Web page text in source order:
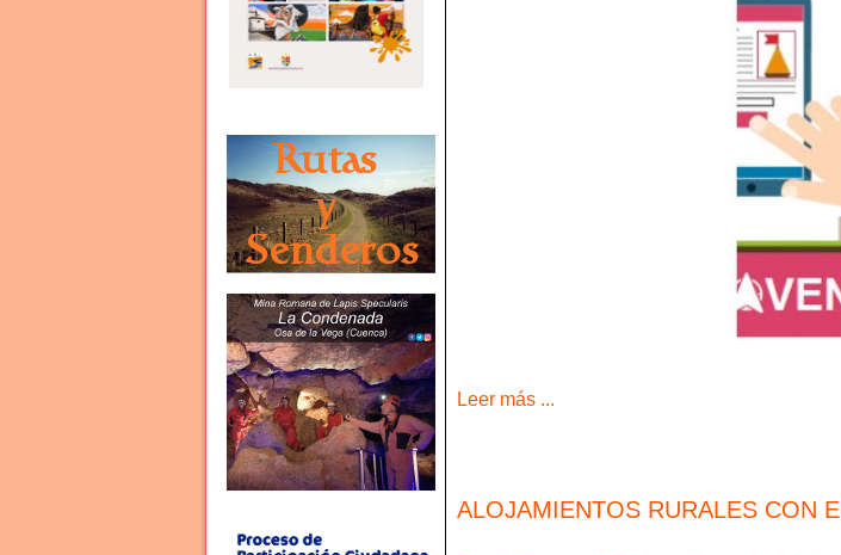
Leer más ...
ALOJAMIENTOS RURALES CON